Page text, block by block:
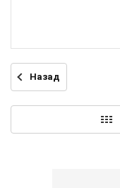
Назад